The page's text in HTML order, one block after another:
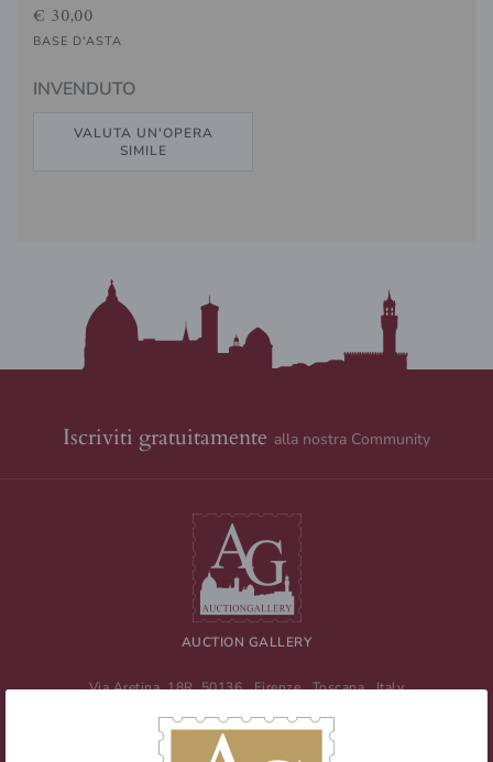
€ 30,00
BASE D'ASTA
INVENDUTO
VALUTA UN'OPERA
SIMILE
Iscriviti gratuitamente alla nostra Community
AUCTION GALLERY
Via Aretina, 18R 50136 Firenze,Toscana,Italy
E-mail:info@auctiongallery.it
Partita IVA: